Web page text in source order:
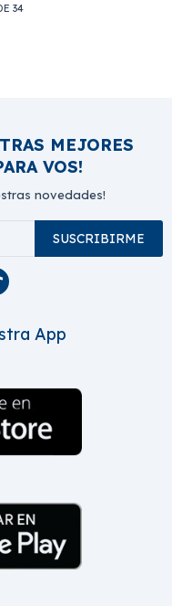
34
MEJORES
VOS!
novedades!
SUSCRIBIRME
App